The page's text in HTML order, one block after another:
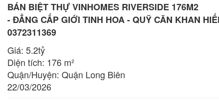
BÁN BIỆT THỰ VINHOMES RIVERSIDE 176M2
- ĐẲNG CẤP GIỚI TINH HOA - QUỸ CĂN KHAN
0372311369
Giá: 5.2tỷ
Diện tích: 176 m²
Quận/Huyện: Quận Long Biên
22/03/2026